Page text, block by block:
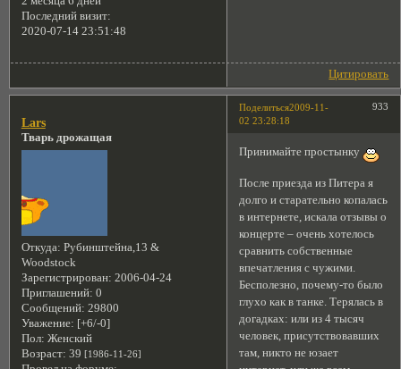
Последний визит:
2020-07-14 23:51:48
Цитировать
Поделиться 933
2009-11-
02 23:28:18
Lars
Тварь дрожащая
Откуда: Рубинштейна,13 &
Woodstock
Зарегистрирован: 2006-04-24
Приглашений: 0
Сообщений: 29800
Уважение: [+6/-0]
Пол: Женский
Возраст: 39 [1986-11-26]
Принимайте простынку
После приезда из Питера я
долго и старательно копалась
в интернете, искала отзывы о
концерте – очень хотелось
сравнить собственные
впечатления с чужими.
Бесполезно, почему-то было
глухо как в танке. Терялась в
догадках: или из 4 тысяч
человек, присутствовавших
там, никто не юзает